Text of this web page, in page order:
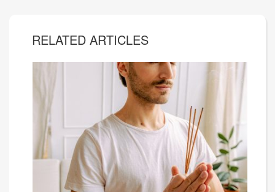
RELATED ARTICLES